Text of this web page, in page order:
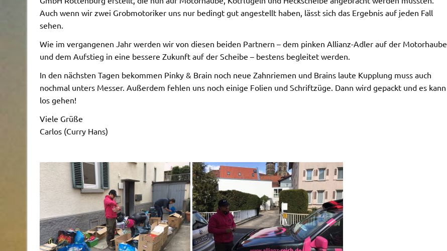
Auch wenn wir zwei Grobmotoriker uns nur bedingt gut angestellt haben, lässt sich das Ergebnis auf jeden Fall
sehen.
Wie im vergangenen Jahr werden wir von diesen beiden Partnern – dem pinken Allianz-Adler auf der Motorhaube
und dem Aufstieg in eine bessere Zukunft auf der Scheibe – bestens begleitet werden.
In den nächsten Tagen bekommen Pinky & Brain noch neue Zahnriemen und Brains laute Kupplung muss auch
nochmal unters Messer. Außerdem fehlen uns noch einige Folien und Schriftzüge. Dann wird gepackt und es kann
los gehen!
Viele Grüße
Carlos (Curry Hans)